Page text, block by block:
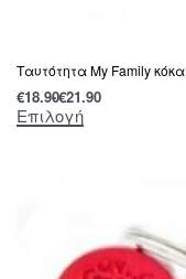
Tαυτότητα Μy Family
€18.90€21.90
Επιλογή